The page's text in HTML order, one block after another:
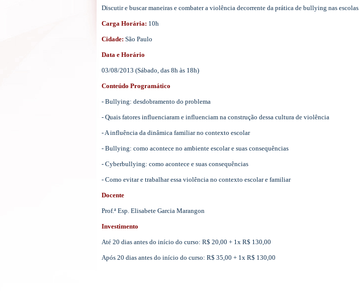
Discutir e buscar maneiras e combater a violência decorrente da prática de bullying nas escolas.
Carga Horária: 10h
Cidade: São Paulo
Data e Horário
03/08/2013 (Sábado, das 8h às 18h)
Conteúdo Programático
- Bullying: desdobramento do problema
- Quais fatores influenciaram e influenciam na construção dessa cultura de violência
- A influência da dinâmica familiar no contexto escolar
- Bullying: como acontece no ambiente escolar e suas consequências
- Cyberbullying: como acontece e suas consequências
- Como evitar e trabalhar essa violência no contexto escolar e familiar
Docente
Prof.ª Esp. Elisabete Garcia Marangon
Investimento
Até 20 dias antes do início do curso: R$ 20,00 + 1x R$ 130,00
Após 20 dias antes do início do curso: R$ 35,00 + 1x R$ 130,00